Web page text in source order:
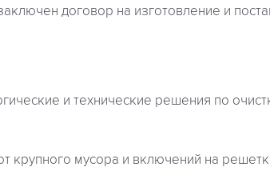
договор на изготовление и
и технические решения по
крупного мусора и включений на